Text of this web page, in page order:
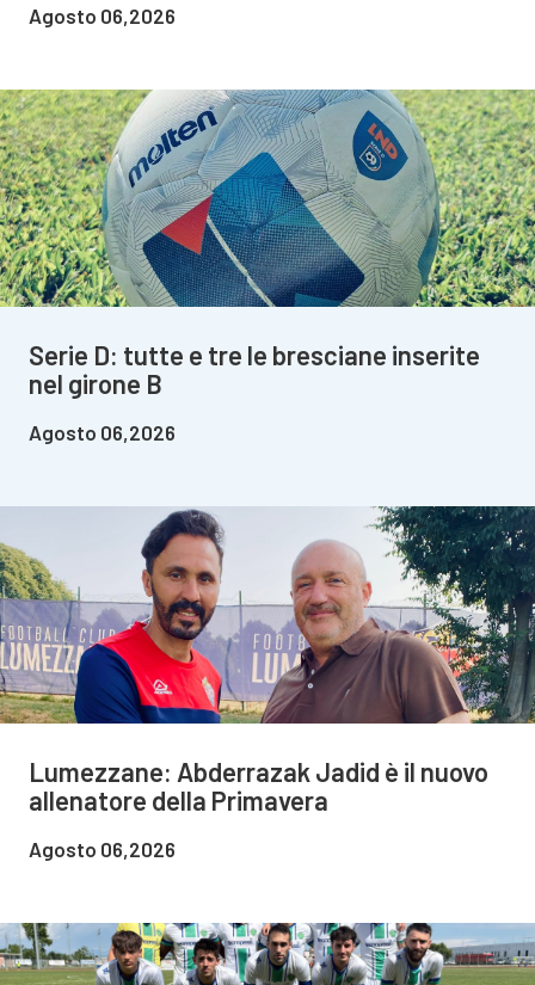
Agosto 06,2026
Serie D: tutte e tre le bresciane inserite
nel girone B
Agosto 06,2026
Lumezzane: Abderrazak Jadid è il nuovo
allenatore della Primavera
Agosto 06,2026